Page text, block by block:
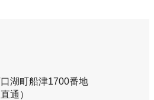
湖町船津1700番地
通）